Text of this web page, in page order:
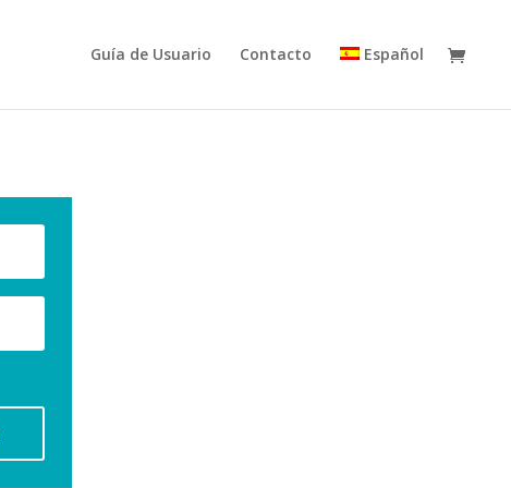
Guía de Usuario Contacto Español